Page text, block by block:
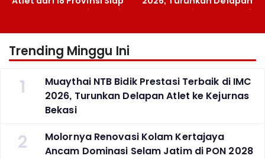
Berlaga Besok di Bekasi
Atlet ke Kejurnas Bekasi
Trending Minggu Ini
1
Muaythai NTB Bidik Prestasi Terbaik di IMC
2026, Turunkan Delapan Atlet ke Kejurnas
Bekasi
2
Molornya Renovasi Kolam Kertajaya
Ancam Dominasi Selam Jatim di PON 2028